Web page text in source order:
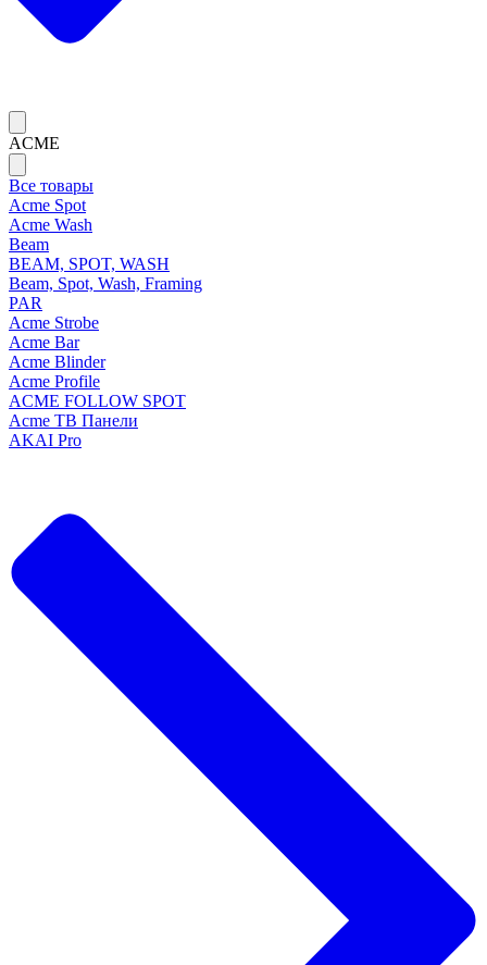
ACME
Все товары
Acme Spot
Acme Wash
Beam
BEAM, SPOT, WASH
Beam, Spot, Wash, Framing
PAR
Acme Strobe
Acme Bar
Acme Blinder
Acme Profile
ACME FOLLOW SPOT
Acme ТВ Панели
AKAI Pro